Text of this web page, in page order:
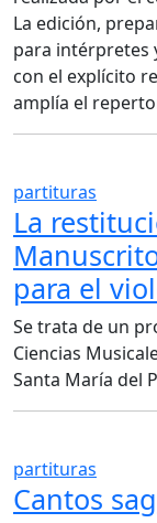
La edición,
para intérpretes
con el explícito
amplía el
partituras
La
para el
Se trata de un
Ciencias
Santa María del
partituras
Cantos